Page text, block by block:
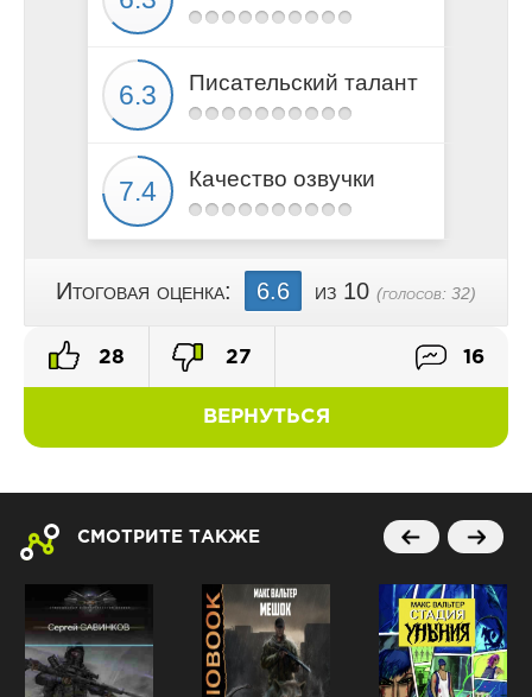
Писательский талант
Качество озвучки
Итоговая оценка: 6.6 из 10 (голосов: 32)
ВЕРНУТЬСЯ
28 27 16
СМОТРИТЕ ТАКЖЕ